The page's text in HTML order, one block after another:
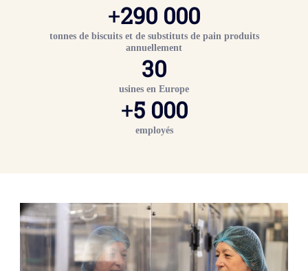
+290 000
tonnes de biscuits et de substituts de pain produits
annuellement
30
usines en Europe
+5 000
employés